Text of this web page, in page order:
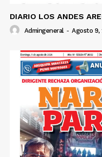
DIARIO LOS ANDES
Admingeneral - Agosto 9,